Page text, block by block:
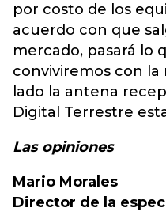
por costo de los
acuerdo con que
mercado, pasará lo
conviviremos con la
lado la antena
Digital Terrestre
Las opiniones
Mario Morales
Director de la